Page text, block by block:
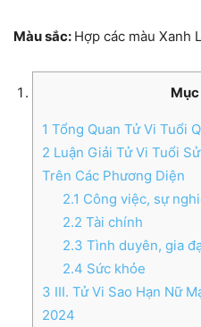
Màu sắc: Hợp các màu Xanh
1 Tổng Quan Tử Vi Tuổi
2 Luận Giải Tử Vi Tuổi
Trên Các Phương Diện
2.1 Công việc, sự
2.2 Tài chính
2.3 Tình duyên, gia
2.4 Sức khỏe
3 III. Tử Vi Sao Hạn Nữ
2024